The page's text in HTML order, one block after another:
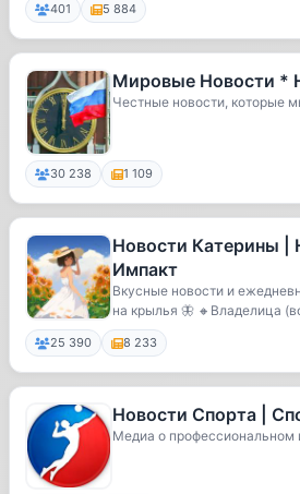
401 5 884
Мировые Новости *
Честные новости, которые
30 238 1 109
Новости Катерины |
Импакт
Вкусные новости и
на крылья 🦋 🔸Владелица
_...
25 390 8 233
Новости Спорта |
Медиа о профессиональном